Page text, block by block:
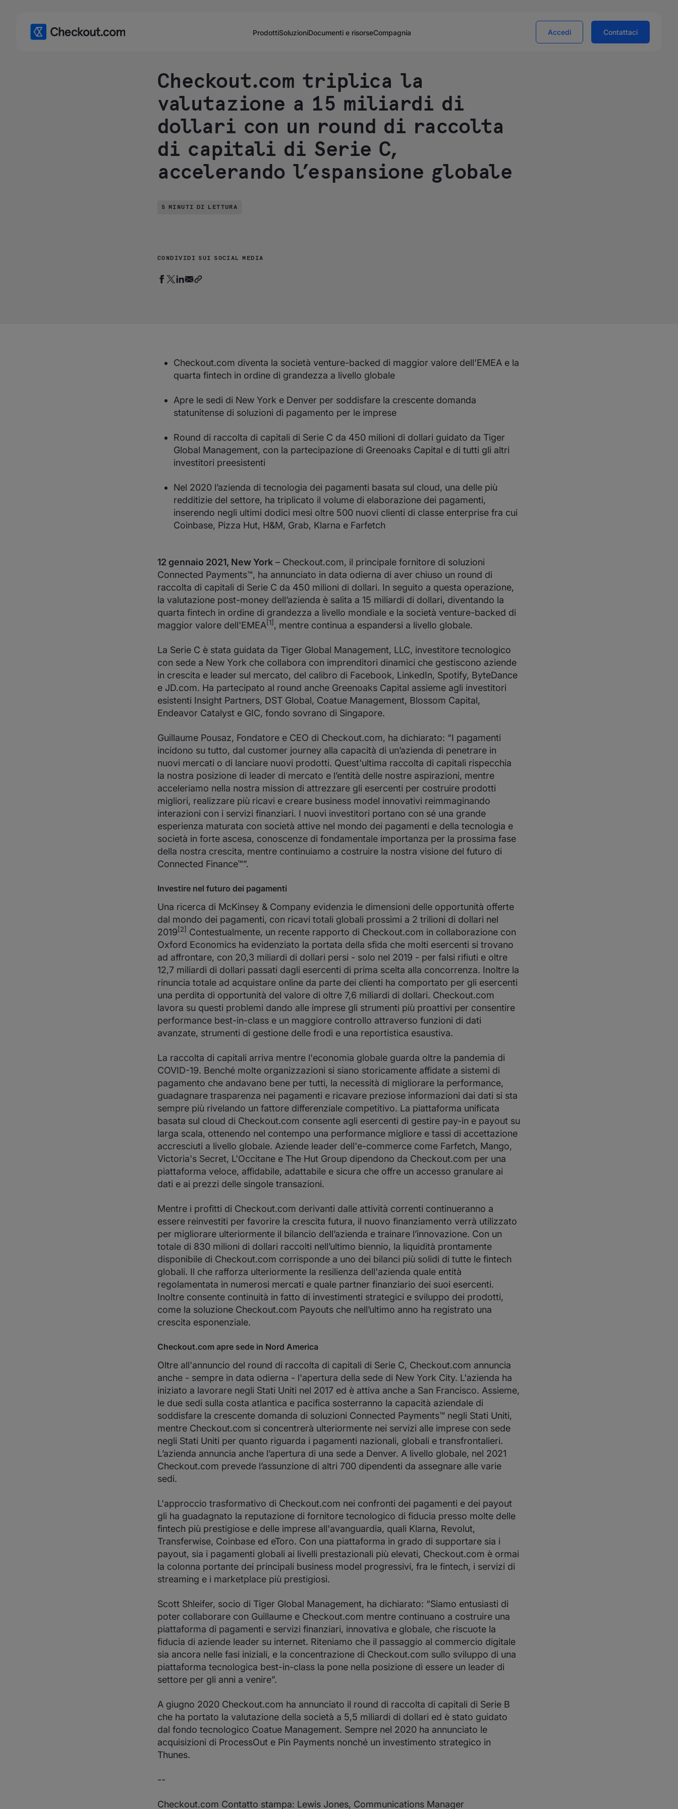
ProdottiSoluzioniDocumenti e risorseCompagnia Accedi Contattaci
Checkout.com triplica la
valutazione a 15 miliardi di
dollari con un round di raccolta
di capitali di Serie C,
accelerando l’espansione globale
5 MINUTI DI LETTURA
CONDIVIDI SUI SOCIAL MEDIA
Checkout.com diventa la società venture-backed di maggior valore dell'EMEA e la
quarta fintech in ordine di grandezza a livello globale
Apre le sedi di New York e Denver per soddisfare la crescente domanda
statunitense di soluzioni di pagamento per le imprese
Round di raccolta di capitali di Serie C da 450 milioni di dollari guidato da Tiger
Global Management, con la partecipazione di Greenoaks Capital e di tutti gli altri
investitori preesistenti
Nel 2020 l’azienda di tecnologia dei pagamenti basata sul cloud, una delle più
redditizie del settore, ha triplicato il volume di elaborazione dei pagamenti,
inserendo negli ultimi dodici mesi oltre 500 nuovi clienti di classe enterprise fra cui
Coinbase, Pizza Hut, H&M, Grab, Klarna e Farfetch
12 gennaio 2021, New York – Checkout.com, il principale fornitore di soluzioni
Connected Payments™, ha annunciato in data odierna di aver chiuso un round di
raccolta di capitali di Serie C da 450 milioni di dollari. In seguito a questa operazione,
la valutazione post-money dell’azienda è salita a 15 miliardi di dollari, diventando la
quarta fintech in ordine di grandezza a livello mondiale e la società venture-backed di
maggior valore dell'EMEA[1] , mentre continua a espandersi a livello globale.
La Serie C è stata guidata da Tiger Global Management, LLC, investitore tecnologico
con sede a New York che collabora con imprenditori dinamici che gestiscono aziende
in crescita e leader sul mercato, del calibro di Facebook, LinkedIn, Spotify, ByteDance
e JD.com. Ha partecipato al round anche Greenoaks Capital assieme agli investitori
esistenti Insight Partners, DST Global, Coatue Management, Blossom Capital,
Endeavor Catalyst e GIC, fondo sovrano di Singapore.
Guillaume Pousaz, Fondatore e CEO di Checkout.com, ha dichiarato: “I pagamenti
incidono su tutto, dal customer journey alla capacità di un’azienda di penetrare in
nuovi mercati o di lanciare nuovi prodotti. Quest'ultima raccolta di capitali rispecchia
la nostra posizione di leader di mercato e l’entità delle nostre aspirazioni, mentre
acceleriamo nella nostra mission di attrezzare gli esercenti per costruire prodotti
migliori, realizzare più ricavi e creare business model innovativi reimmaginando
interazioni con i servizi finanziari. I nuovi investitori portano con sé una grande
esperienza maturata con società attive nel mondo dei pagamenti e della tecnologia e
società in forte ascesa, conoscenze di fondamentale importanza per la prossima fase
della nostra crescita, mentre continuiamo a costruire la nostra visione del futuro di
Connected Finance™”.
Investire nel futuro dei pagamenti
Una ricerca di McKinsey & Company evidenzia le dimensioni delle opportunità offerte
dal mondo dei pagamenti, con ricavi totali globali prossimi a 2 trilioni di dollari nel
2019[2] Contestualmente, un recente rapporto di Checkout.com in collaborazione con
Oxford Economics ha evidenziato la portata della sfida che molti esercenti si trovano
ad affrontare, con 20,3 miliardi di dollari persi - solo nel 2019 - per falsi rifiuti e oltre
12,7 miliardi di dollari passati dagli esercenti di prima scelta alla concorrenza. Inoltre la
rinuncia totale ad acquistare online da parte dei clienti ha comportato per gli esercenti
una perdita di opportunità del valore di oltre 7,6 miliardi di dollari. Checkout.com
lavora su questi problemi dando alle imprese gli strumenti più proattivi per consentire
performance best-in-class e un maggiore controllo attraverso funzioni di dati
avanzate, strumenti di gestione delle frodi e una reportistica esaustiva.
La raccolta di capitali arriva mentre l'economia globale guarda oltre la pandemia di
COVID-19. Benché molte organizzazioni si siano storicamente affidate a sistemi di
pagamento che andavano bene per tutti, la necessità di migliorare la performance,
guadagnare trasparenza nei pagamenti e ricavare preziose informazioni dai dati si sta
sempre più rivelando un fattore differenziale competitivo. La piattaforma unificata
basata sul cloud di Checkout.com consente agli esercenti di gestire pay-in e payout su
larga scala, ottenendo nel contempo una performance migliore e tassi di accettazione
accresciuti a livello globale. Aziende leader dell'e-commerce come Farfetch, Mango,
Victoria's Secret, L'Occitane e The Hut Group dipendono da Checkout.com per una
piattaforma veloce, affidabile, adattabile e sicura che offre un accesso granulare ai
dati e ai prezzi delle singole transazioni.
Mentre i profitti di Checkout.com derivanti dalle attività correnti continueranno a
essere reinvestiti per favorire la crescita futura, il nuovo finanziamento verrà utilizzato
per migliorare ulteriormente il bilancio dell’azienda e trainare l’innovazione. Con un
totale di 830 milioni di dollari raccolti nell’ultimo biennio, la liquidità prontamente
disponibile di Checkout.com corrisponde a uno dei bilanci più solidi di tutte le fintech
globali. Il che rafforza ulteriormente la resilienza dell'azienda quale entità
regolamentata in numerosi mercati e quale partner finanziario dei suoi esercenti.
Inoltre consente continuità in fatto di investimenti strategici e sviluppo dei prodotti,
come la soluzione Checkout.com Payouts che nell’ultimo anno ha registrato una
crescita esponenziale.
Checkout.com apre sede in Nord America
Oltre all'annuncio del round di raccolta di capitali di Serie C, Checkout.com annuncia
anche - sempre in data odierna - l'apertura della sede di New York City. L'azienda ha
iniziato a lavorare negli Stati Uniti nel 2017 ed è attiva anche a San Francisco. Assieme,
le due sedi sulla costa atlantica e pacifica sosterranno la capacità aziendale di
soddisfare la crescente domanda di soluzioni Connected Payments™ negli Stati Uniti,
mentre Checkout.com si concentrerà ulteriormente nei servizi alle imprese con sede
negli Stati Uniti per quanto riguarda i pagamenti nazionali, globali e transfrontalieri.
L’azienda annuncia anche l’apertura di una sede a Denver. A livello globale, nel 2021
Checkout.com prevede l’assunzione di altri 700 dipendenti da assegnare alle varie
sedi.
L'approccio trasformativo di Checkout.com nei confronti dei pagamenti e dei payout
gli ha guadagnato la reputazione di fornitore tecnologico di fiducia presso molte delle
fintech più prestigiose e delle imprese all'avanguardia, quali Klarna, Revolut,
Transferwise, Coinbase ed eToro. Con una piattaforma in grado di supportare sia i
payout, sia i pagamenti globali ai livelli prestazionali più elevati, Checkout.com è ormai
la colonna portante dei principali business model progressivi, fra le fintech, i servizi di
streaming e i marketplace più prestigiosi.
Scott Shleifer, socio di Tiger Global Management, ha dichiarato: “Siamo entusiasti di
poter collaborare con Guillaume e Checkout.com mentre continuano a costruire una
piattaforma di pagamenti e servizi finanziari, innovativa e globale, che riscuote la
fiducia di aziende leader su internet. Riteniamo che il passaggio al commercio digitale
sia ancora nelle fasi iniziali, e la concentrazione di Checkout.com sullo sviluppo di una
piattaforma tecnologica best-in-class la pone nella posizione di essere un leader di
settore per gli anni a venire”.
A giugno 2020 Checkout.com ha annunciato il round di raccolta di capitali di Serie B
che ha portato la valutazione della società a 5,5 miliardi di dollari ed è stato guidato
dal fondo tecnologico Coatue Management. Sempre nel 2020 ha annunciato le
acquisizioni di ProcessOut e Pin Payments nonché un investimento strategico in
Thunes.
--
Checkout.com Contatto stampa: Lewis Jones, Communications Manager